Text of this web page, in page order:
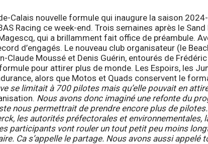
Calais nouvelle formule qui inaugure la saison
Racing ce week-end. Trois semaines après le Sand
qui a brillamment fait office de préambule.
d’engagés. Le nouveau club organisateur (le
Claude Moussé et Denis Guérin, entourés de
pour attirer plus de monde. Les Espoirs, les
alors que Motos et Quads conservent le
se limitait à 700 pilotes mais qu’elle pouvait en
Nous avons donc imaginé une refonte du
nous permettrait de prendre encore plus de pilotes.
les autorités préfectorales et environnementales,
participants vont rouler un tout petit peu moins
Ca s’appelle le partage. Nous avons aussi appelé